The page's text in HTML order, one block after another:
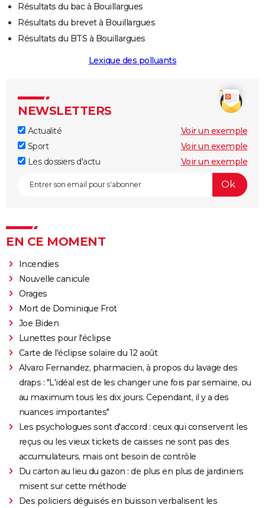
Résultats du bac à Bouillargues
Résultats du brevet à Bouillargues
Résultats du BTS à Bouillargues
Lexique des polluants
NEWSLETTERS
Actualité
Voir un exemple
Sport
Voir un exemple
Les dossiers d'actu
Voir un exemple
EN CE MOMENT
Incendies
Nouvelle canicule
Orages
Mort de Dominique Frot
Joe Biden
Lunettes pour l'éclipse
Carte de l'éclipse solaire du 12 août
Alvaro Fernandez, pharmacien, à propos du lavage des
draps : "L'idéal est de les changer une fois par semaine, ou
au maximum tous les dix jours. Cependant, il y a des
nuances importantes"
Les psychologues sont d'accord : ceux qui conservent les
reçus ou les vieux tickets de caisses ne sont pas des
accumulateurs, mais ont besoin de contrôle
Du carton au lieu du gazon : de plus en plus de jardiniers
misent sur cette méthode
Des policiers déguisés en buisson verbalisent les